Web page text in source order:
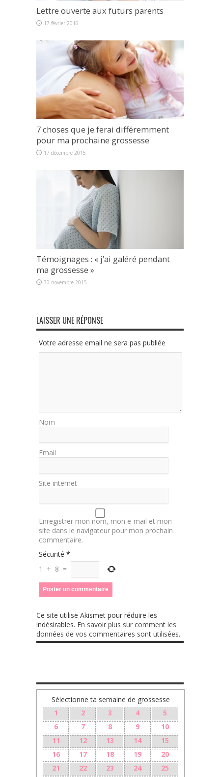
Lettre ouverte aux futurs parents
17 février 2016
7 choses que je ferai différemment
pour ma prochaine grossesse
17 décembre 2015
Témoignages : « j’ai galéré pendant
ma grossesse »
30 novembre 2015
LAISSER UNE RÉPONSE
Votre adresse email ne sera pas publiée
Nom
Email
Site internet
Enregistrer mon nom, mon e-mail et mon
site dans le navigateur pour mon prochain
commentaire.
Sécurité *
1
+ 8 =
Ce site utilise Akismet pour réduire les
indésirables. En savoir plus sur comment les
données de vos commentaires sont utilisées.
Sélectionne ta semaine de grossesse
1
2 3 4
5
6
7 8 9
10
11
12 13 14
15
16
17 18 19
20
21
22 23 24
25